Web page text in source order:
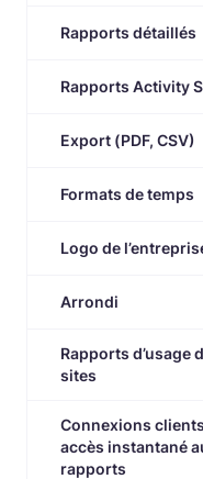
Rapports détaillés
Rapports Activity
Export (PDF, CSV)
Formats de temps
Logo de
Arrondi
Rapports d’usage
sites
Connexions
accès instantané
rapports